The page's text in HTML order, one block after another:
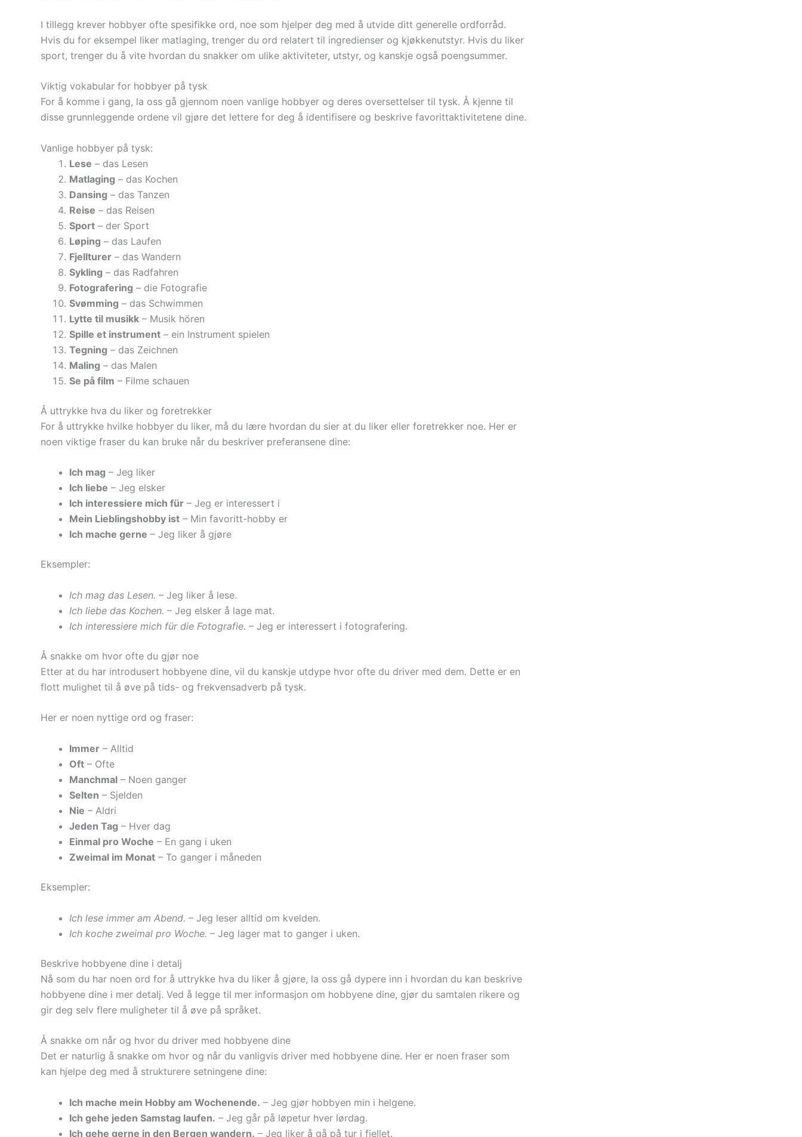
I tillegg krever hobbyer ofte spesifikke ord, noe som hjelper deg med å utvide ditt generelle ordforråd.
Hvis du for eksempel liker matlaging, trenger du ord relatert til ingredienser og kjøkkenutstyr. Hvis du liker
sport, trenger du å vite hvordan du snakker om ulike aktiviteter, utstyr, og kanskje også poengsummer.
Viktig vokabular for hobbyer på tysk
For å komme i gang, la oss gå gjennom noen vanlige hobbyer og deres oversettelser til tysk. Å kjenne til
disse grunnleggende ordene vil gjøre det lettere for deg å identifisere og beskrive favorittaktivitetene dine.
Vanlige hobbyer på tysk:
Lese – das Lesen
Matlaging – das Kochen
Dansing – das Tanzen
Reise – das Reisen
Sport – der Sport
Løping – das Laufen
Fjellturer – das Wandern
Sykling – das Radfahren
Fotografering – die Fotografie
Svømming – das Schwimmen
Lytte til musikk – Musik hören
Spille et instrument – ein Instrument spielen
Tegning – das Zeichnen
Maling – das Malen
Se på film – Filme schauen
Å uttrykke hva du liker og foretrekker
For å uttrykke hvilke hobbyer du liker, må du lære hvordan du sier at du liker eller foretrekker noe. Her er
noen viktige fraser du kan bruke når du beskriver preferansene dine:
Ich mag – Jeg liker
Ich liebe – Jeg elsker
Ich interessiere mich für – Jeg er interessert i
Mein Lieblingshobby ist – Min favoritt-hobby er
Ich mache gerne – Jeg liker å gjøre
Eksempler:
Ich mag das Lesen. – Jeg liker å lese.
Ich liebe das Kochen. – Jeg elsker å lage mat.
Ich interessiere mich für die Fotografie. – Jeg er interessert i fotografering.
Å snakke om hvor ofte du gjør noe
Etter at du har introdusert hobbyene dine, vil du kanskje utdype hvor ofte du driver med dem. Dette er en
flott mulighet til å øve på tids- og frekvensadverb på tysk.
Her er noen nyttige ord og fraser:
Immer – Alltid
Oft – Ofte
Manchmal – Noen ganger
Selten – Sjelden
Nie – Aldri
Jeden Tag – Hver dag
Einmal pro Woche – En gang i uken
Zweimal im Monat – To ganger i måneden
Eksempler:
Ich lese immer am Abend. – Jeg leser alltid om kvelden.
Ich koche zweimal pro Woche. – Jeg lager mat to ganger i uken.
Beskrive hobbyene dine i detalj
Nå som du har noen ord for å uttrykke hva du liker å gjøre, la oss gå dypere inn i hvordan du kan beskrive
hobbyene dine i mer detalj. Ved å legge til mer informasjon om hobbyene dine, gjør du samtalen rikere og
gir deg selv flere muligheter til å øve på språket.
Å snakke om når og hvor du driver med hobbyene dine
Det er naturlig å snakke om hvor og når du vanligvis driver med hobbyene dine. Her er noen fraser som
kan hjelpe deg med å strukturere setningene dine:
Ich mache mein Hobby am Wochenende. – Jeg gjør hobbyen min i helgene.
Ich gehe jeden Samstag laufen. – Jeg går på løpetur hver lørdag.
Ich gehe gerne in den Bergen wandern. – Jeg liker å gå på tur i fjellet.